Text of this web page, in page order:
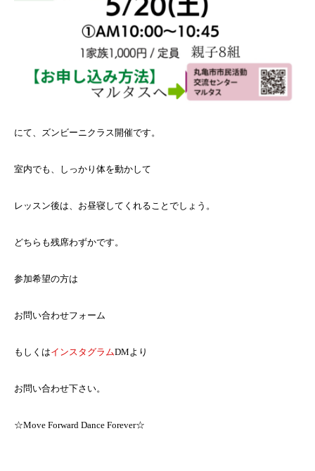
にて、ズンビーニクラス開催です。
室内でも、しっかり体を動かして
レッスン後は、お昼寝してくれることでしょう。
どちらも残席わずかです。
参加希望の方は
お問い合わせフォーム
もしくはインスタグラムDMより
お問い合わせ下さい。
☆Move Forward Dance Forever☆